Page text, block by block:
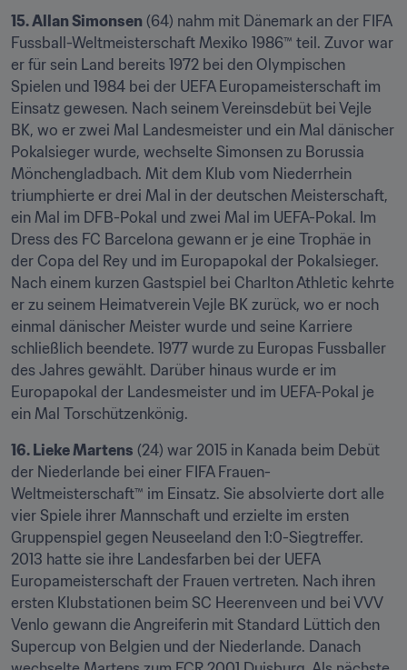
15. Allan Simonsen (64) nahm mit Dänemark an der FIFA
Fussball-Weltmeisterschaft Mexiko 1986™ teil. Zuvor war
er für sein Land bereits 1972 bei den Olympischen
Spielen und 1984 bei der UEFA Europameisterschaft im
Einsatz gewesen. Nach seinem Vereinsdebüt bei Vejle
BK, wo er zwei Mal Landesmeister und ein Mal dänischer
Pokalsieger wurde, wechselte Simonsen zu Borussia
Mönchengladbach. Mit dem Klub vom Niederrhein
triumphierte er drei Mal in der deutschen Meisterschaft,
ein Mal im DFB-Pokal und zwei Mal im UEFA-Pokal. Im
Dress des FC Barcelona gewann er je eine Trophäe in
der Copa del Rey und im Europapokal der Pokalsieger.
Nach einem kurzen Gastspiel bei Charlton Athletic kehrte
er zu seinem Heimatverein Vejle BK zurück, wo er noch
einmal dänischer Meister wurde und seine Karriere
schließlich beendete. 1977 wurde zu Europas Fussballer
des Jahres gewählt. Darüber hinaus wurde er im
Europapokal der Landesmeister und im UEFA-Pokal je
ein Mal Torschützenkönig.
16. Lieke Martens (24) war 2015 in Kanada beim Debüt
der Niederlande bei einer FIFA Frauen-
Weltmeisterschaft™ im Einsatz. Sie absolvierte dort alle
vier Spiele ihrer Mannschaft und erzielte im ersten
Gruppenspiel gegen Neuseeland den 1:0-Siegtreffer.
2013 hatte sie ihre Landesfarben bei der UEFA
Europameisterschaft der Frauen vertreten. Nach ihren
ersten Klubstationen beim SC Heerenveen und bei VVV
Venlo gewann die Angreiferin mit Standard Lüttich den
Supercup von Belgien und der Niederlande. Danach